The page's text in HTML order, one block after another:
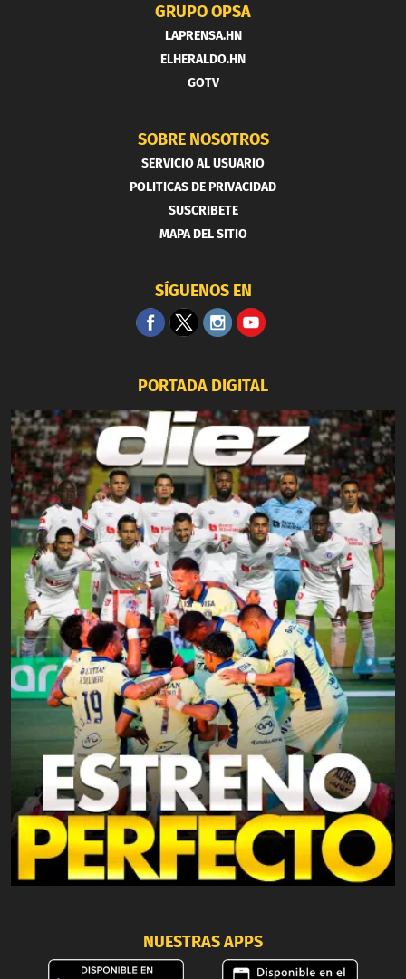
GRUPO OPSA
LAPRENSA.HN
ELHERALDO.HN
GOTV
SOBRE NOSOTROS
SERVICIO AL USUARIO
POLITICAS DE PRIVACIDAD
SUSCRIBETE
MAPA DEL SITIO
SÍGUENOS EN
PORTADA DIGITAL
NUESTRAS APPS